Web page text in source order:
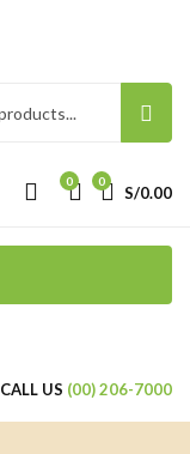
0
S/0.00
0
CALL US (00) 206-7000